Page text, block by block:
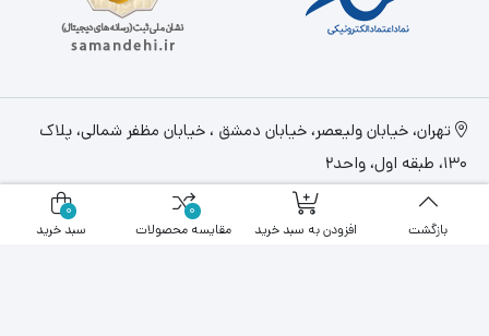
تهران، خيابان وليعصر، خیابان دمشق ، خیابان مظفر شمالی، پلاک
130، طبقه اول، واحد2
09108743119
info@parslandit.ir
بازگشت افزودن به سبد خرید
0
مقایسه محصولات
0
سبد خرید